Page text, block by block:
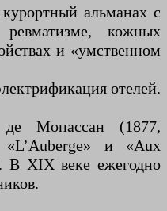
альманах с
кожных
и «умственном
отелей.
Мопассан (1877,
«L’Auberge» и «Aux
В XIX веке ежегодно